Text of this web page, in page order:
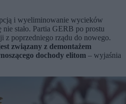
i wyeliminowanie wycieków
stało. Partia GERB po prostu
z poprzedniego rządu do nowego.
związany z demontażem
dochody elitom – wyjaśnia